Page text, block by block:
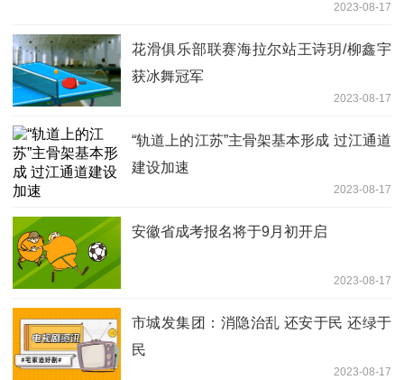
2023-08-17
花滑俱乐部联赛海拉尔站王诗玥/柳鑫宇
获冰舞冠军
2023-08-17
“轨道上的江苏”主骨架基本形成 过江通道
建设加速
2023-08-17
安徽省成考报名将于9月初开启
2023-08-17
市城发集团：消隐治乱 还安于民 还绿于
民
2023-08-17